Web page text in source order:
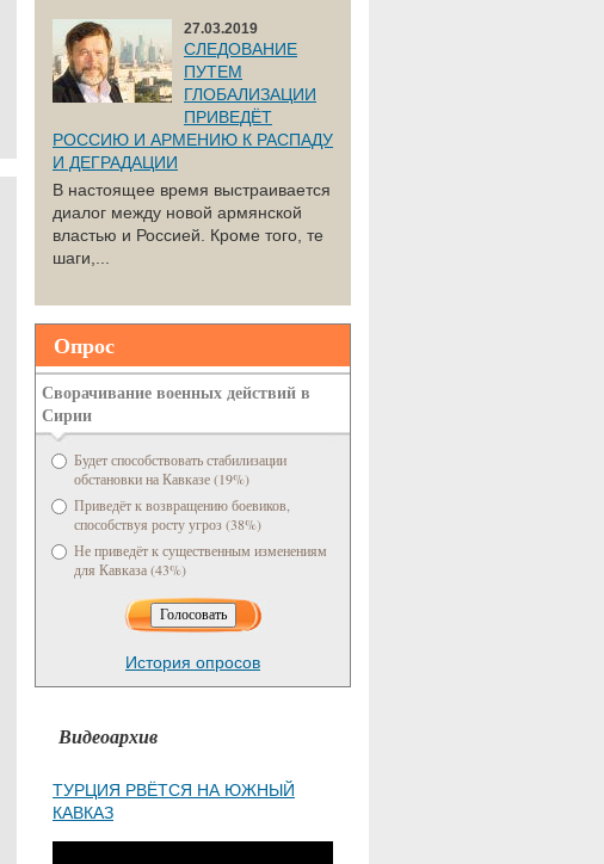
27.03.2019
СЛЕДОВАНИЕ
ПУТЕМ
ГЛОБАЛИЗАЦИИ
ПРИВЕДЁТ
РОССИЮ И АРМЕНИЮ К РАСПАДУ
И ДЕГРАДАЦИИ
В настоящее время выстраивается
диалог между новой армянской
властью и Россией. Кроме того, те
шаги,...
Опрос
Сворачивание военных действий в
Сирии
Будет способствовать стабилизации
обстановки на Кавказе (19%)
Приведёт к возвращению боевиков,
способствуя росту угроз (38%)
Не приведёт к существенным изменениям
для Кавказа (43%)
История опросов
Видеоархив
ТУРЦИЯ РВЁТСЯ НА ЮЖНЫЙ
КАВКАЗ